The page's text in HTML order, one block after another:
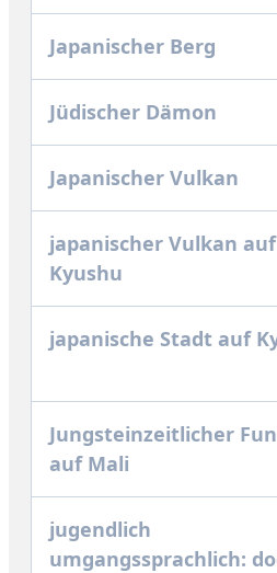
Japanischer Berg
Jüdischer Dämon
Japanischer Vulkan
japanischer Vulkan auf
Kyushu
japanische Stadt auf
Jungsteinzeitlicher
auf Mali
jugendlich
umgangssprachlich: